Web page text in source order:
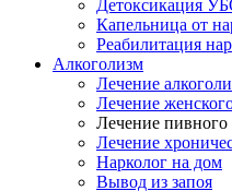
​​Детоксикация
Капельница от
Реабилитация
Алкоголизм
Лечение
Лечение
Лечение пивного
Лечение
Нарколог на дом
Вывод из запоя